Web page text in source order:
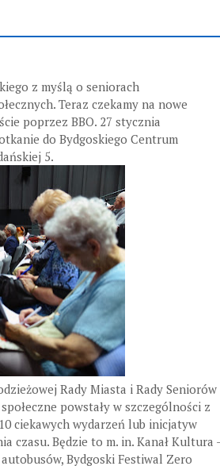
z myślą o seniorach
Teraz czekamy na nowe
poprzez BBO. 27 stycznia
do Bydgoskiego Centrum
5.
Rady Miasta i Rady Seniorów
powstały w szczególności z
ciekawych wydarzeń lub inicjatyw
czasu. Będzie to m. in. Kanał Kultura
Bydgoski Festiwal Zero